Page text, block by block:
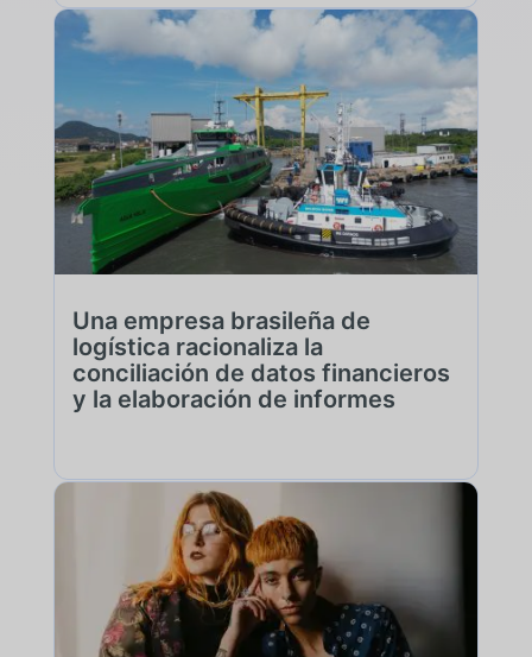
Una empresa brasileña de
logística racionaliza la
conciliación de datos financieros
y la elaboración de informes